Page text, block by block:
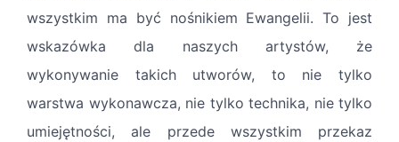
wszystkim ma być nośnikiem Ewangelii. To jest
wskazówka dla naszych artystów, że
wykonywanie takich utworów, to nie tylko
warstwa wykonawcza, nie tylko technika, nie tylko
umiejętności, ale przede wszystkim przekaz